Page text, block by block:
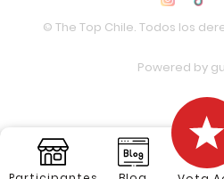
© The Top Chile. Todos los
Powered by